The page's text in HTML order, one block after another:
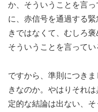
か、そういうことを言
に、赤信号を通過する
きではなくて、むしろ
そういうことを言ってい
ですから、準則につき
きなのか。やはりそれ
定的な結論は出ない、